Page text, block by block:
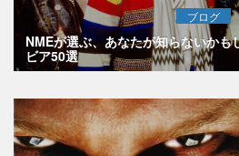
ブログ
NMEが選ぶ、あなたが知らないかも
ビア50選